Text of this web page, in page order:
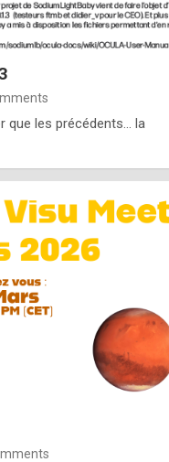
que les précédents… la